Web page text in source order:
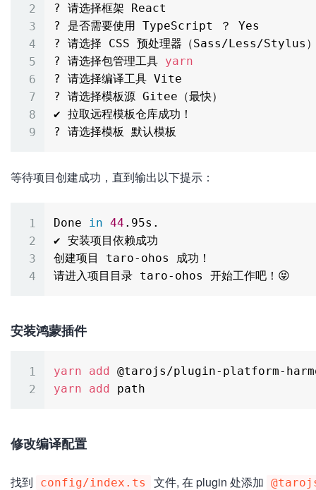
? 请选择框架 React
? 是否需要使用 TypeScript ？ Yes
? 请选择 CSS 预处理器（Sass/Less/Stylus
? 请选择包管理工具 yarn
? 请选择编译工具 Vite
? 请选择模板源 Gitee（最快）
✔ 拉取远程模板仓库成功！
等待项目创建成功，直到输出以下提示：
Done in 44 .95s.
✔ 安装项目依赖成功
创建项目 taro-ohos 成功！
安装鸿蒙插件
yarn
add
yarn
add
修改编译配置
找到 config/index.ts 文件, 在 plugin 处添加